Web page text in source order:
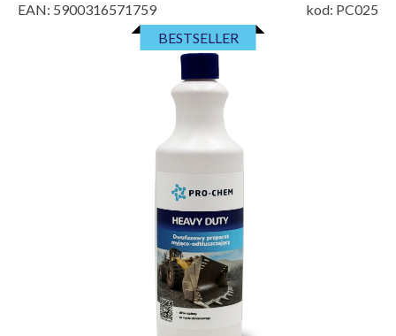
EAN: 5900316571759 kod: PC025
BESTSELLER